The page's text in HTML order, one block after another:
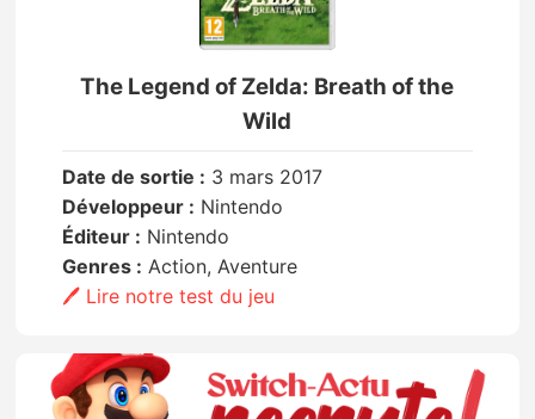
The Legend of Zelda: Breath of the
Wild
Date de sortie : 3 mars 2017
Développeur : Nintendo
Éditeur : Nintendo
Genres : Action, Aventure
🖊️ Lire notre test du jeu